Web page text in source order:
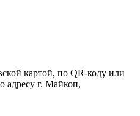
картой, по QR-коду или
адресу г. Майкоп,